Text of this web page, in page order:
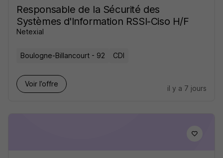
Responsable de la Sécurité des
Systèmes d'Information RSSI-Ciso H/F
Netexial
Boulogne-Billancourt - 92 CDI
Voir l’offre
il y a 7 jours